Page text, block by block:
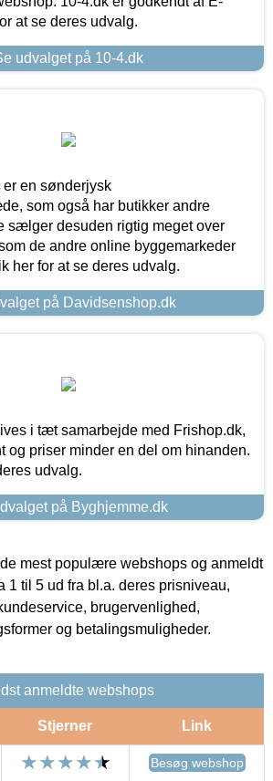
at se deres udvalg.
udvalget på 10-4.dk
en sønderjysk
som også har butikker andre
sælger desuden rigtig meget over
de andre online byggemarkeder
her for at se deres udvalg.
på Davidsenshop.dk
i tæt samarbejde med Frishop.dk,
og priser minder en del om hinanden.
udvalg.
på Byghjemme.dk
mest populære webshops og anmeldt
1 til 5 ud fra bl.a. deres prisniveau,
brugervenlighed,
og betalingsmuligheder.
anmeldte webshops
Stjerner Link
Besøg webshop